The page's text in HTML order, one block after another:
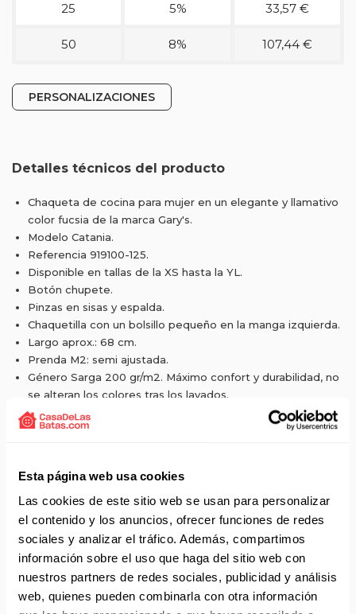
Esta página web usa cookies
Las cookies de este sitio web se usan para personalizar
el contenido y los anuncios, ofrecer funciones de redes
sociales y analizar el tráfico. Además, compartimos
información sobre el uso que haga del sitio web con
nuestros partners de redes sociales, publicidad y análisis
web, quienes pueden combinarla con otra información
25 5% 33,57 €
50 8% 107,44 €
PERSONALIZACIONES
Detalles técnicos del producto
Chaqueta de cocina para mujer en un elegante y llamativo
color fucsia de la marca Gary's.
Modelo Catania.
Referencia 919100-125.
Disponible en tallas de la XS hasta la YL.
Botón chupete.
Pinzas en sisas y espalda.
Chaquetilla con un bolsillo pequeño en la manga izquierda.
Largo aprox.: 68 cm.
Prenda M2: semi ajustada.
Género Sarga 200 gr/m2. Máximo confort y durabilidad, no
se alteran los colores tras los lavados.
Gran resistencia al pilling por el roce y de tacto suave.
Composición 65% poliéster y 35% algodón.
Solicita presupuesto: EMAIL
Envío gratis a partir de 75 €+IVA (90 € IVA incl.)
Aprovecha el envío gratuito en toda España excepto
Canarias, Baleares, Ceuta y Melilla.